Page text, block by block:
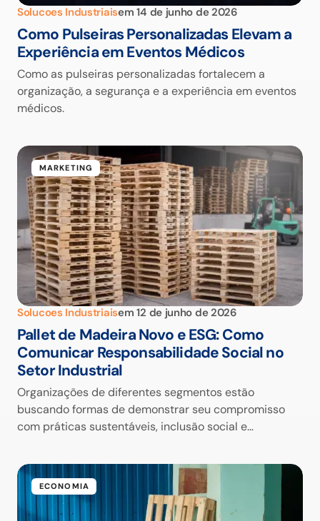
Solucoes Industriaisem 14 de junho de 2026
Como Pulseiras Personalizadas Elevam a
Experiência em Eventos Médicos
Como as pulseiras personalizadas fortalecem a
organização, a segurança e a experiência em eventos
médicos.
MARKETING
Solucoes Industriaisem 12 de junho de 2026
Pallet de Madeira Novo e ESG: Como
Comunicar Responsabilidade Social no
Setor Industrial
Organizações de diferentes segmentos estão
buscando formas de demonstrar seu compromisso
com práticas sustentáveis, inclusão social e…
ECONOMIA